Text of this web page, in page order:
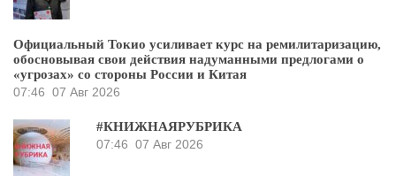
Официальный Токио усиливает курс на ремилитаризацию,
обосновывая свои действия надуманными предлогами о
«угрозах» со стороны России и Китая
07:46 07 Авг 2026
#КНИЖНАЯРУБРИКА
07:46 07 Авг 2026